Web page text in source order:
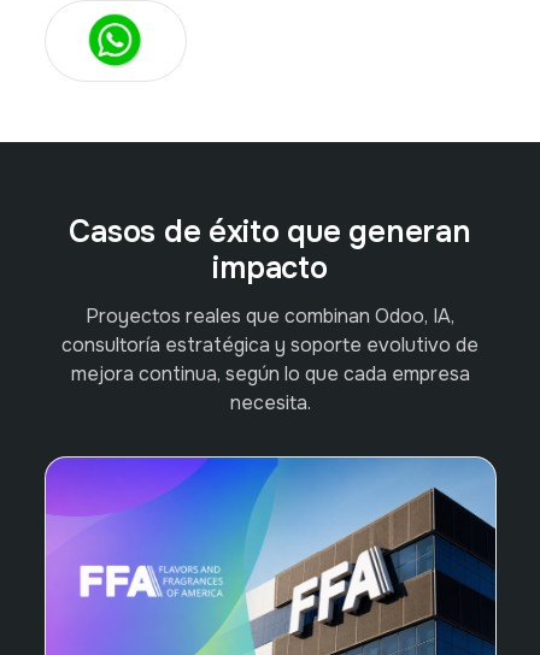
Casos de éxito que generan
impacto
Proyectos reales que combinan Odoo, IA,
consultoría estratégica y soporte evolutivo de
mejora continua, según lo que cada empresa
necesita.